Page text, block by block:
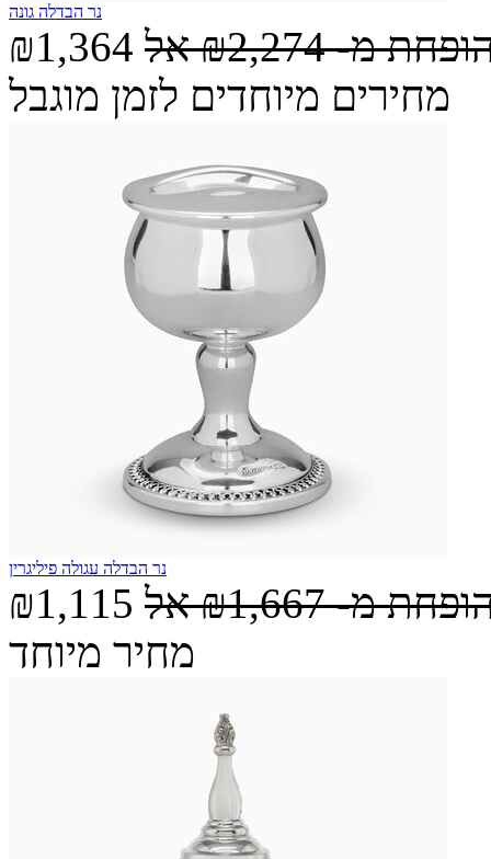
נר הבדלה גונה
₪1,364 מ-₪2,274 אל
מחירים מיוחדים לזמן מוגבל
נר הבדלה עגולה פיליגרין
₪1,115 מ-₪1,667 אל
מחיר מיוחד